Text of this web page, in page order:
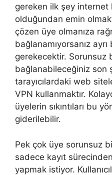
gereken ilk şey internet
olduğundan emin
çözen üye olmanıza
bağlanamıyorsanız
gerekecektir. Sorunsuz
bağlanabileceğiniz son
tarayıcılardaki web
VPN kullanmaktır.
üyelerin sıkıntıları bu
giderilebilir.
Pek çok üye sorunsuz
sadece kayıt
yapmak istiyor.